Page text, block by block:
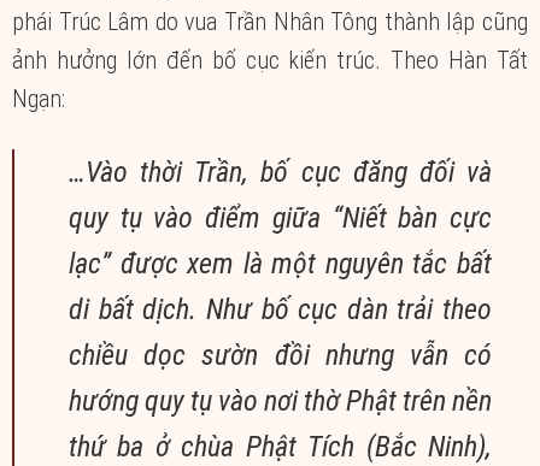
phái Trúc Lâm do vua Trần Nhân Tông thành lập cũng
ảnh hưởng lớn đến bố cục kiến trúc. Theo Hàn Tất
Ngạn:
…Vào thời Trần, bố cục đăng đối và
quy tụ vào điểm giữa “Niết bàn cực
lạc” được xem là một nguyên tắc bất
di bất dịch. Như bố cục dàn trải theo
chiều dọc sườn đồi nhưng vẫn có
hướng quy tụ vào nơi thờ Phật trên nền
thứ ba ở chùa Phật Tích (Bắc Ninh),